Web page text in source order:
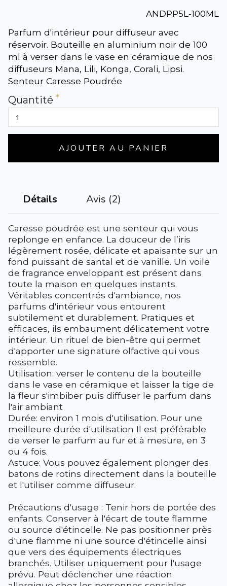
ANDPP5L-100ML
Parfum d'intérieur pour diffuseur avec
réservoir. Bouteille en aluminium noir de 100
ml à verser dans le vase en céramique de nos
diffuseurs Mana, Lili, Konga, Corali, Lipsi.
Senteur Caresse Poudrée
Quantité
AJOUTER AU PANIER
Détails Avis (2)
Caresse poudrée est une senteur qui vous
replonge en enfance. La douceur de l’iris
légèrement rosée, délicate et apaisante sur un
fond puissant de santal et de vanille. Un voile
de fragrance enveloppant est présent dans
toute la maison en quelques instants.
Véritables concentrés d'ambiance, nos
parfums d'intérieur vous entourent
subtilement et durablement. Pratiques et
efficaces, ils embaument délicatement votre
intérieur. Un rituel de bien-être qui permet
d'apporter une signature olfactive qui vous
ressemble.
Utilisation: verser le contenu de la bouteille
dans le vase en céramique et laisser la tige de
la fleur s'imbiber puis diffuser le parfum dans
l'air ambiant
Durée: environ 1 mois d'utilisation. Pour une
meilleure durée d'utilisation Il est préférable
de verser le parfum au fur et à mesure, en 3
ou 4 fois.
Astuce: Vous pouvez également plonger des
batons de rotins directement dans la bouteille
et l'utiliser comme diffuseur.
Précautions d'usage : Tenir hors de portée des
enfants. Conserver à l'écart de toute flamme
ou source d'étincelle. Ne pas positionner près
d'une flamme ni une source d'étincelle ainsi
que vers des équipements électriques
branchés. Utiliser uniquement pour l'usage
prévu. Peut déclencher une réaction